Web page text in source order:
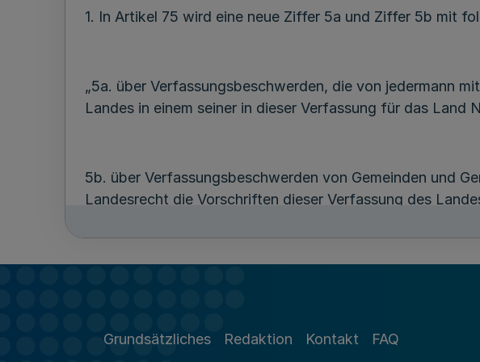
1. In Artikel 75 wird eine neue Ziffer 5a und Ziffer 5b mit
„5a. über Verfassungsbeschwerden, die von jedermann
Landes in einem seiner in dieser Verfassung für das
5b. über Verfassungsbeschwerden von Gemeinden und
Landesrecht die Vorschriften dieser Verfassung des
2. In Artikel 75 wird die bisherige Ziffer 5 zu Ziffer 6.
Grundsätzliches Redaktion Kontakt FAQ